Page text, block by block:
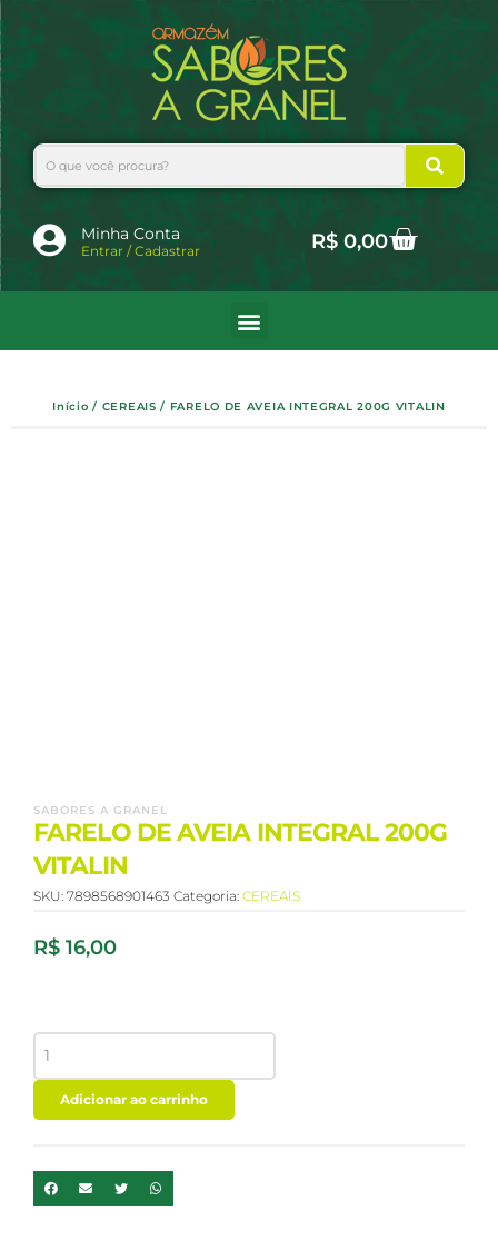
para
o
conteúdo
Search
Minha Conta
Entrar / Cadastrar R$0,00Cart
Início / CEREAIS / FARELO DE AVEIA INTEGRAL 200G VITALIN
SABORES A GRANEL
FARELO DE AVEIA INTEGRAL 200G
VITALIN
SKU: 7898568901463 Categoria: CEREAIS
R$ 16,00
DE
AVEIA
INTEGRAL
200G
quantidade
Adicionar ao carrinho